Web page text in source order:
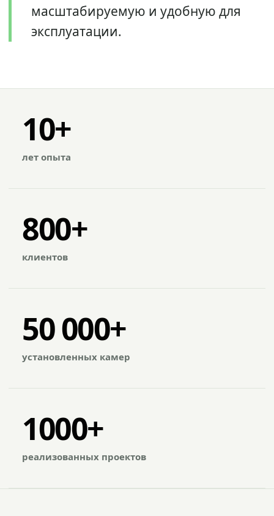
масштабируемую и удобную для
эксплуатации.
10+
лет опыта
800+
клиентов
50 000+
установленных камер
1000+
реализованных проектов